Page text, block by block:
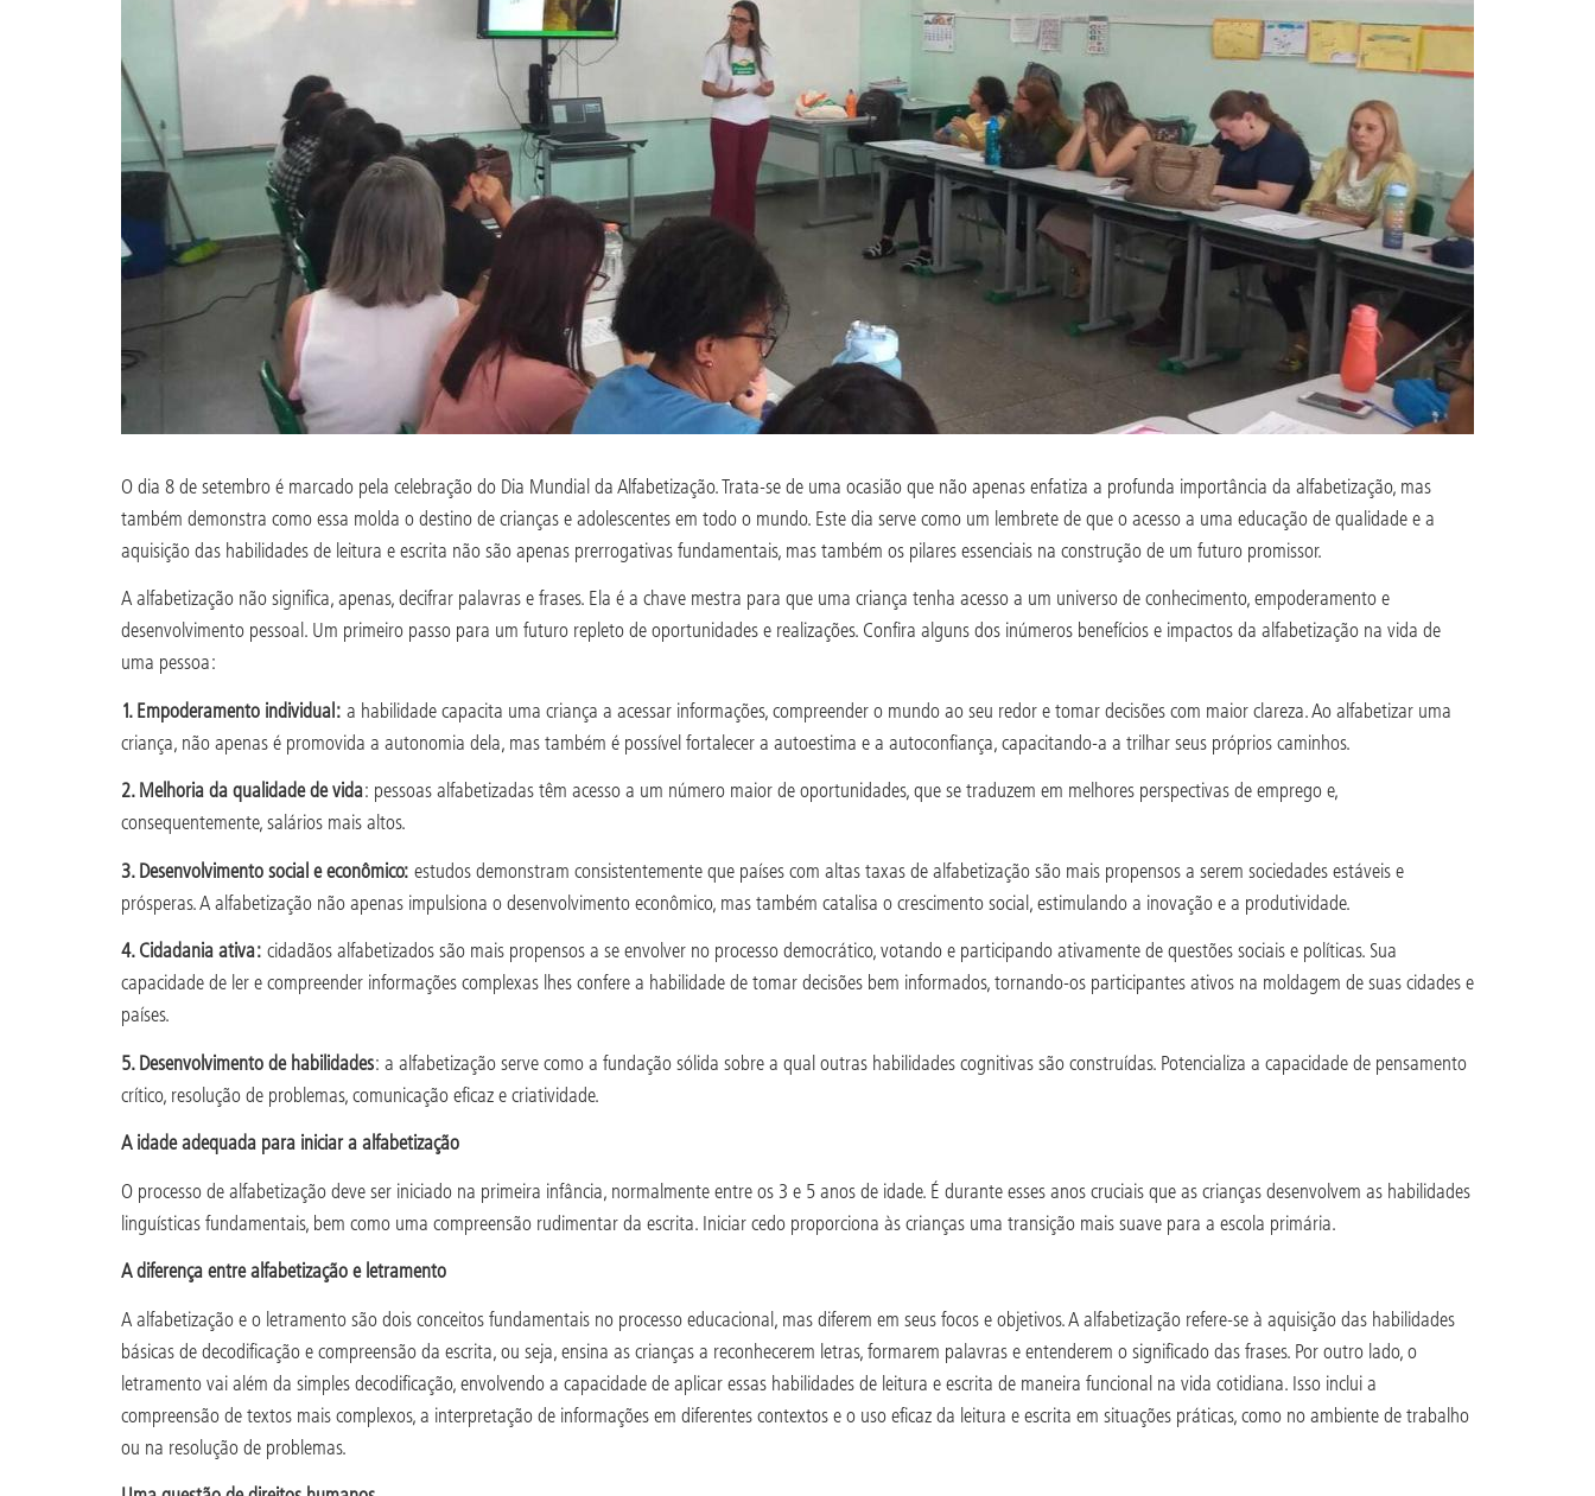
O dia 8 de setembro é marcado pela celebração do Dia Mundial da Alfabetização. Trata-se de uma ocasião que não apenas enfatiza a profunda importância da alfabetização, mas
também demonstra como essa molda o destino de crianças e adolescentes em todo o mundo. Este dia serve como um lembrete de que o acesso a uma educação de qualidade e a
aquisição das habilidades de leitura e escrita não são apenas prerrogativas fundamentais, mas também os pilares essenciais na construção de um futuro promissor.
A alfabetização não significa, apenas, decifrar palavras e frases. Ela é a chave mestra para que uma criança tenha acesso a um universo de conhecimento, empoderamento e
desenvolvimento pessoal. Um primeiro passo para um futuro repleto de oportunidades e realizações. Confira alguns dos inúmeros benefícios e impactos da alfabetização na vida de
uma pessoa:
1. Empoderamento individual: a habilidade capacita uma criança a acessar informações, compreender o mundo ao seu redor e tomar decisões com maior clareza. Ao alfabetizar uma
criança, não apenas é promovida a autonomia dela, mas também é possível fortalecer a autoestima e a autoconfiança, capacitando-a a trilhar seus próprios caminhos.
2. Melhoria da qualidade de vida: pessoas alfabetizadas têm acesso a um número maior de oportunidades, que se traduzem em melhores perspectivas de emprego e,
consequentemente, salários mais altos.
3. Desenvolvimento social e econômico: estudos demonstram consistentemente que países com altas taxas de alfabetização são mais propensos a serem sociedades estáveis e
prósperas. A alfabetização não apenas impulsiona o desenvolvimento econômico, mas também catalisa o crescimento social, estimulando a inovação e a produtividade.
4. Cidadania ativa: cidadãos alfabetizados são mais propensos a se envolver no processo democrático, votando e participando ativamente de questões sociais e políticas. Sua
capacidade de ler e compreender informações complexas lhes confere a habilidade de tomar decisões bem informados, tornando-os participantes ativos na moldagem de suas cidades e
países.
5. Desenvolvimento de habilidades: a alfabetização serve como a fundação sólida sobre a qual outras habilidades cognitivas são construídas. Potencializa a capacidade de pensamento
crítico, resolução de problemas, comunicação eficaz e criatividade.
A idade adequada para iniciar a alfabetização
O processo de alfabetização deve ser iniciado na primeira infância, normalmente entre os 3 e 5 anos de idade. É durante esses anos cruciais que as crianças desenvolvem as habilidades
linguísticas fundamentais, bem como uma compreensão rudimentar da escrita. Iniciar cedo proporciona às crianças uma transição mais suave para a escola primária.
A diferença entre alfabetização e letramento
A alfabetização e o letramento são dois conceitos fundamentais no processo educacional, mas diferem em seus focos e objetivos. A alfabetização refere-se à aquisição das habilidades
básicas de decodificação e compreensão da escrita, ou seja, ensina as crianças a reconhecerem letras, formarem palavras e entenderem o significado das frases. Por outro lado, o
letramento vai além da simples decodificação, envolvendo a capacidade de aplicar essas habilidades de leitura e escrita de maneira funcional na vida cotidiana. Isso inclui a
compreensão de textos mais complexos, a interpretação de informações em diferentes contextos e o uso eficaz da leitura e escrita em situações práticas, como no ambiente de trabalho
ou na resolução de problemas.